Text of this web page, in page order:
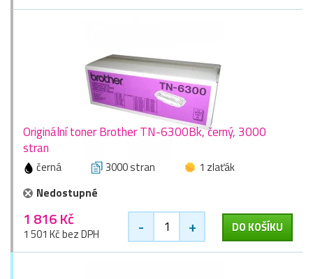
Originální toner Brother TN-6300Bk, černý, 3000
stran
černá 3000 stran
1 zlaťák
Nedostupné
1 816 Kč
1 501 Kč bez DPH - + DO KOŠÍKU